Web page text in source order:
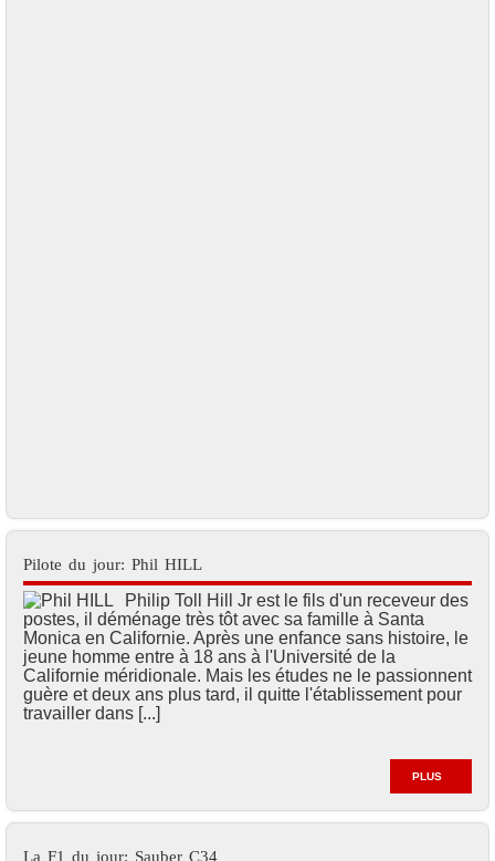
Pilote du jour: Phil HILL
Philip Toll Hill Jr est le fils d'un receveur des
postes, il déménage très tôt avec sa famille à Santa
Monica en Californie. Après une enfance sans histoire, le
jeune homme entre à 18 ans à l'Université de la
Californie méridionale. Mais les études ne le passionnent
guère et deux ans plus tard, il quitte l'établissement pour
travailler dans [...]
PLUS
La F1 du jour: Sauber C34